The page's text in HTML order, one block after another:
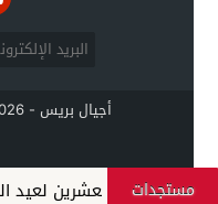
أجيال بريس - 2026 © جميع الحقوق محفوظة
مستجداتوالعشرين لعيد